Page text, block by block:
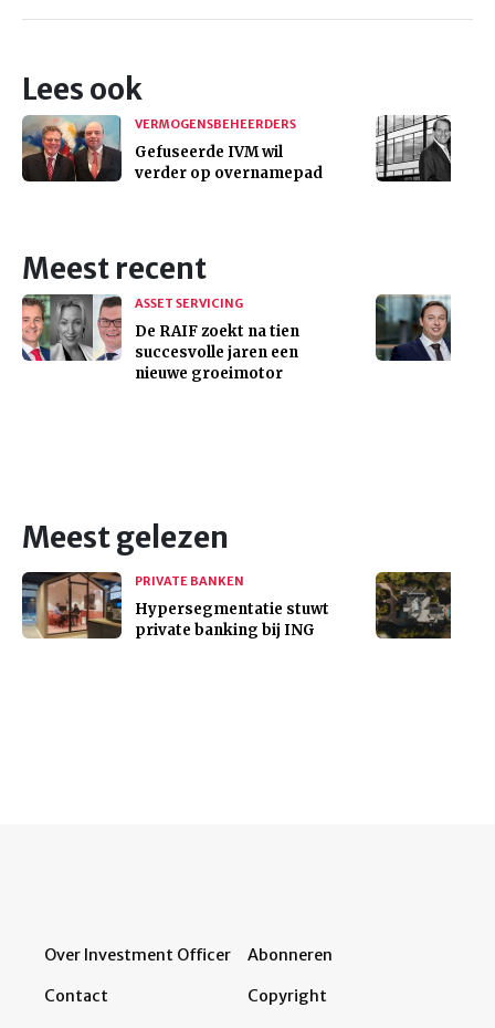
Lees ook
VERMOGENSBEHEERDERS
Gefuseerde IVM wil
verder op overnamepad
Meest recent
ASSET SERVICING
De RAIF zoekt na tien
succesvolle jaren een
nieuwe groeimotor
Meest gelezen
PRIVATE BANKEN
Hypersegmentatie stuwt
private banking bij ING
Over Investment Officer
Contact
Abonneren
Copyright